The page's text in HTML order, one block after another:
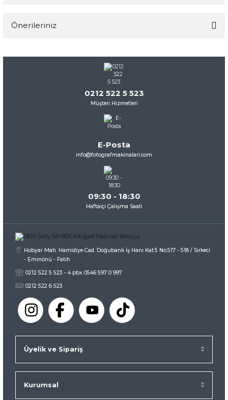
Önerileriniz
konularda yetersiz gördüğünüz noktaları öneri formunu
kullanarak tarafımıza iletebilirsiniz.
Görüş ve önerileriniz için teşekkür ederiz.
Ürün resmi kalitesiz, bozuk veya görüntülenemiyor.
Ürün açıklamasında eksik bilgiler bulunuyor.
Ürün fiyatı diğer sitelerden daha pahalı.
0212 522 5 523
Müşteri Hizmetleri
E-Posta
info@fotografmakinalari.com
09:30 - 18:30
Haftaiçi Çalışma Saati
Hobyar Mah. Hamidiye Cad. Doğubank İş Hanı Kat:5 No:517 - 518 / Sirkeci
- Eminönü - Fatih
0212 522 5 523 - 4 pbx 0546 597 0 997
0212 522 6 523
Üyelik ve Sipariş
Kurumsal